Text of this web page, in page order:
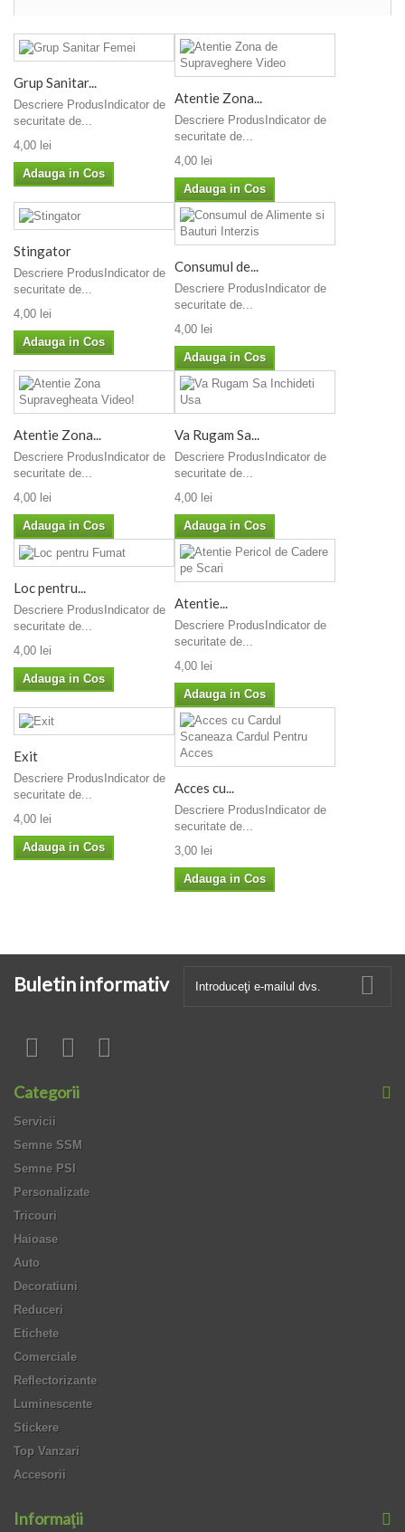
Grup Sanitar...
Descriere ProdusIndicator de
securitate de...
4,00 lei
Adauga in Cos
Atentie Zona...
Descriere ProdusIndicator de
securitate de...
4,00 lei
Adauga in Cos
Stingator
Descriere ProdusIndicator de
securitate de...
4,00 lei
Adauga in Cos
Consumul de...
Descriere ProdusIndicator de
securitate de...
4,00 lei
Adauga in Cos
Atentie Zona...
Descriere ProdusIndicator de
securitate de...
4,00 lei
Adauga in Cos
Va Rugam Sa...
Descriere ProdusIndicator de
securitate de...
4,00 lei
Adauga in Cos
Loc pentru...
Descriere ProdusIndicator de
securitate de...
4,00 lei
Adauga in Cos
Atentie...
Descriere ProdusIndicator de
securitate de...
4,00 lei
Adauga in Cos
Exit
Descriere ProdusIndicator de
securitate de...
4,00 lei
Adauga in Cos
Acces cu...
Descriere ProdusIndicator de
securitate de...
3,00 lei
Adauga in Cos
Buletin informativ
Categorii
Servicii
Semne SSM
Semne PSI
Personalizate
Tricouri
Haioase
Auto
Decoratiuni
Reduceri
Etichete
Comerciale
Reflectorizante
Luminescente
Stickere
Top Vanzari
Accesorii
Informaţii